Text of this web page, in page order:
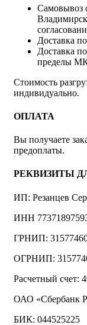
Самовывоз
Доставка
Доставка
пределы
Стоимость
индивидуально.
ОПЛАТА
Вы получаете
предоплаты.
РЕКВИЗИТЫ
ИП: Резанцев
ИНН
ГРНИП:
ОГРНИП:
Расчетный счет:
ОАО «Сбербанк
БИК: 044525225